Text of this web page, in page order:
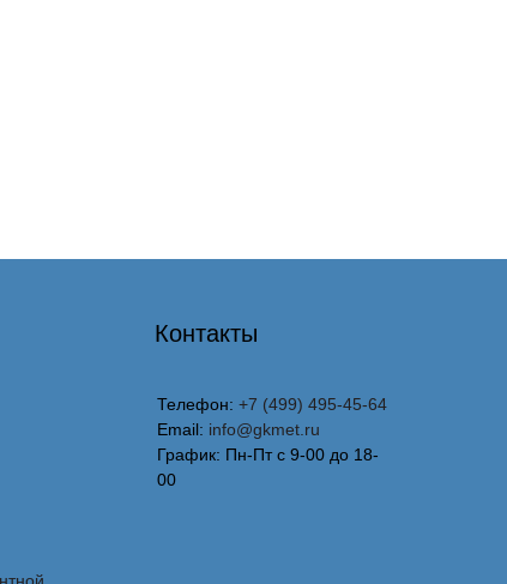
Телефон: +7 (499) 495-45-64
Email: info@gkmet.ru
График: Пн-Пт с 9-00 до 18-
00
Контакты